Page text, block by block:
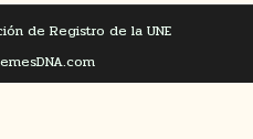
de Registro de la UNE